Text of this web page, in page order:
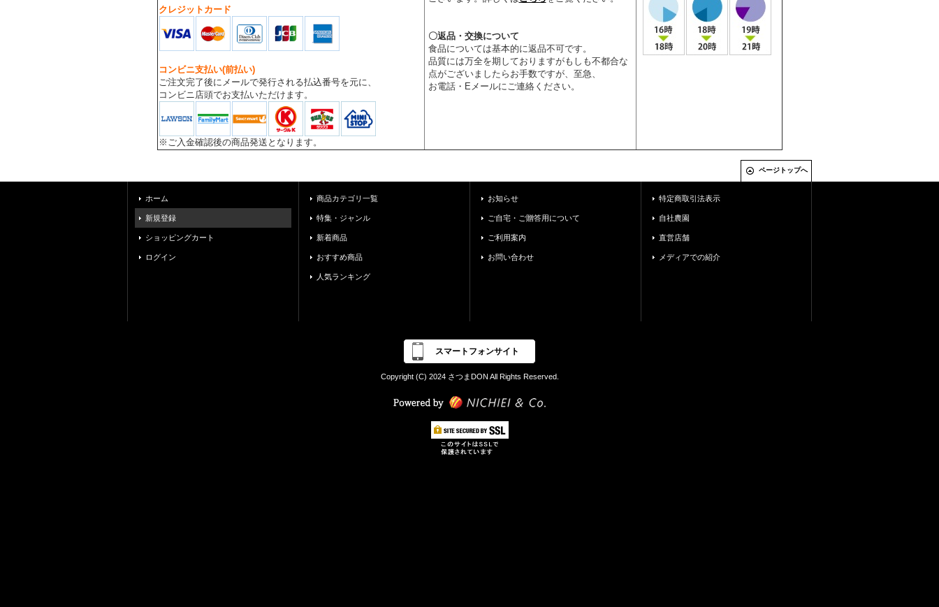
クレジットカード
コンビニ支払い(前払い)
ご注文完了後にメールで発行される払込番号を元に、
コンビニ店頭でお支払いただけます。
※ご入金確認後の商品発送となります。
〇返品・交換について
食品については基本的に返品不可です。
品質には万全を期しておりますがもしも不都合な
点がございましたらお手数ですが、至急、
お電話・Eメールにご連絡ください。
ページトップへ
ホーム
新規登録
ショッピングカート
ログイン
商品カテゴリ一覧
特集・ジャンル
新着商品
おすすめ商品
人気ランキング
お知らせ
ご自宅・ご贈答用について
ご利用案内
お問い合わせ
特定商取引法表示
自社農園
直営店舗
メディアでの紹介
スマートフォンサイト
Copyright (C) 2024 さつまDON All Rights Reserved.